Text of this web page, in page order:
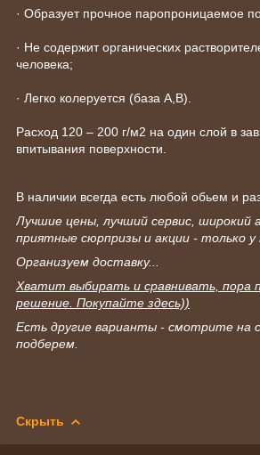
· Образует прочное паропроницаемое
· Не содержит органических
человека;
· Легко колеруется (база А,В).
Расход 120 – 200 г/м2 на один слой в
впитывания поверхности.
В наличии всегда есть любой обьем и
Лучшие цены, лучший сервис, широкий
приятные сюрпризы и акции - только у
Организуем доставку...
Хватит выбирать и сравнивать, пора
решение. Покупайте здесь))
Есть другие варианты - смотрите на
подберем.
Скрыть